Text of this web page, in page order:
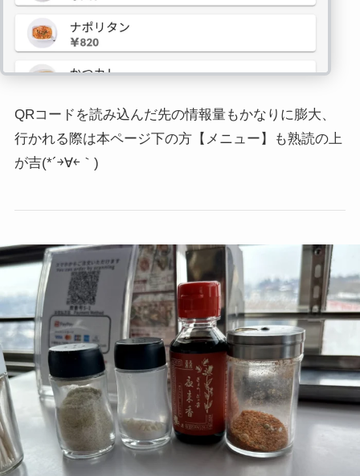
QRコードを読み込んだ先の情報量もかなりに膨大、
行かれる際は本ページ下の方【メニュー】も熟読の上
が吉(*´￫∀￩｀)